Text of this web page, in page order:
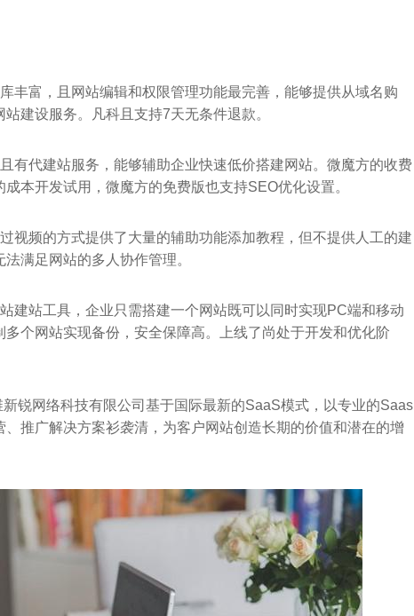
丰富，且网站编辑和权限管理功能最完善，能够提供从域名购
建设服务。凡科且支持7天无条件退款。
有代建站服务，能够辅助企业快速低价搭建网站。微魔方的收费
本开发试用，微魔方的免费版也支持SEO优化设置。
视频的方式提供了大量的辅助功能添加教程，但不提供人工的建
满足网站的多人协作管理。
建站工具，企业只需搭建一个网站既可以同时实现PC端和移动
个网站实现备份，安全保障高。上线了尚处于开发和优化阶
锐网络科技有限公司基于国际最新的SaaS模式，以专业的Saas
推广解决方案衫袭清，为客户网站创造长期的价值和潜在的增